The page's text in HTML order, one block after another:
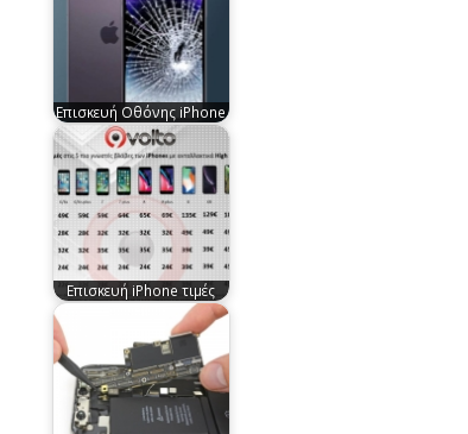
Επισκευή Οθόνης iPhone
Επισκευή iPhone τιμές